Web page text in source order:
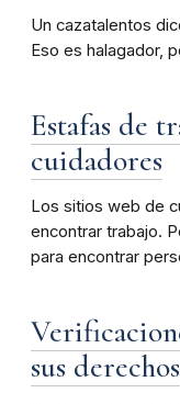
Un cazatalentos
Eso es halagador,
Estafas de
cuidadores
Los sitios web de
encontrar trabajo.
para encontrar
sus derechos